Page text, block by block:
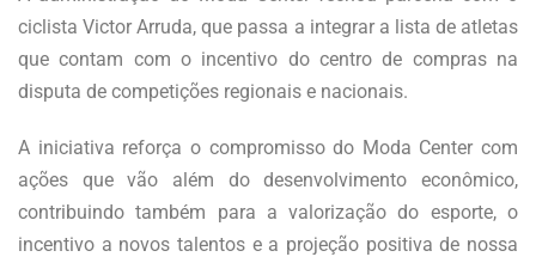
ciclista Victor Arruda, que passa a integrar a lista de atletas
que contam com o incentivo do centro de compras na
disputa de competições regionais e nacionais.
A iniciativa reforça o compromisso do Moda Center com
ações que vão além do desenvolvimento econômico,
contribuindo também para a valorização do esporte, o
incentivo a novos talentos e a projeção positiva de nossa